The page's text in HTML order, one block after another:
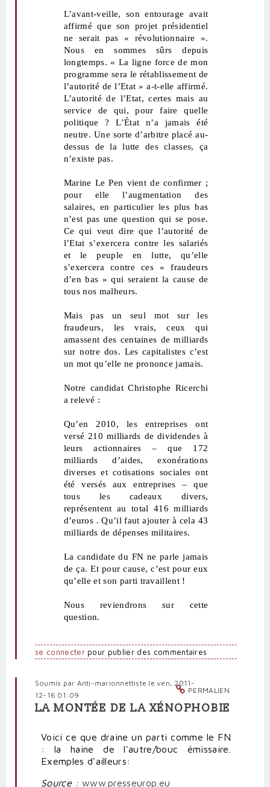
L’avant-veille, son entourage avait
affirmé que son projet présidentiel
ne serait pas « révolutionnaire ».
Nous en sommes sûrs depuis
longtemps. « La ligne force de mon
programme sera le rétablissement de
l’autorité de l’Etat » a-t-elle affirmé.
L’autorité de l’Etat, certes mais au
service de qui, pour faire quelle
politique ? L’État n’a jamais été
neutre. Une sorte d’arbitre placé au-
dessus de la lutte des classes, ça
n’existe pas.
Marine Le Pen vient de confirmer ;
pour elle l’augmentation des
salaires, en particulier les plus bas
n’est pas une question qui se pose.
Ce qui veut dire que l’autorité de
l’Etat s’exercera contre les salariés
et le peuple en lutte, qu’elle
s’exercera contre ces « fraudeurs
d’en bas » qui seraient la cause de
tous nos malheurs.
Mais pas un seul mot sur les
fraudeurs, les vrais, ceux qui
amassent des centaines de milliards
sur notre dos. Les capitalistes c’est
un mot qu’elle ne prononce jamais.
Notre candidat Christophe Ricerchi
a relevé :
Qu’en 2010, les entreprises ont
versé 210 milliards de dividendes à
leurs actionnaires – que 172
milliards d’aides, exonérations
diverses et cotisations sociales ont
été versés aux entreprises – que
tous les cadeaux divers,
représentent au total 416 milliards
d’euros . Qu’il faut ajouter à cela 43
milliards de dépenses militaires.
La candidate du FN ne parle jamais
de ça. Et pour cause, c’est pour eux
qu’elle et son parti travaillent !
Nous reviendrons sur cette
question.
se connecterpour publier des commentaires
PERMALIEN
Soumis par Anti-marionnettiste le ven, 2011-
12-16 01:09
LA MONTÉE DE LA XÉNOPHOBIE
Voici ce que draine un parti comme le FN
: la haine de l'autre/bouc émissaire.
Exemples d'ailleurs:
Source : www.presseurop.eu